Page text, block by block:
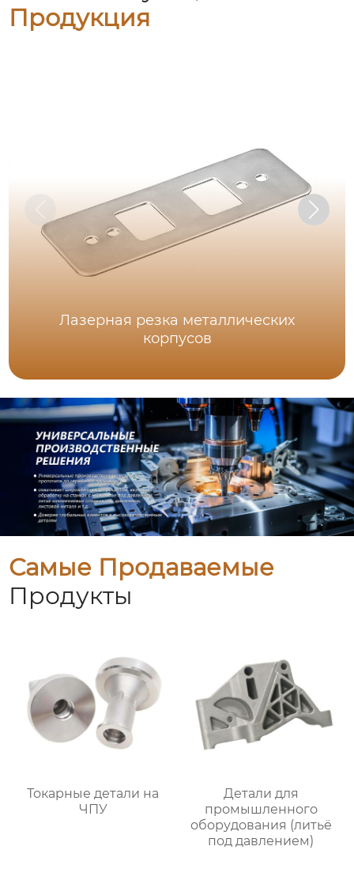
Продукция
Лазерная резка металлических
корпусов
Самые Продаваемые
Продукты
Токарные детали на
ЧПУ
Детали для
промышленного
оборудования (литьё
под давлением)